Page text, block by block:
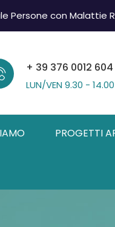
Persone con Malattie
+ 39 376 0012 604
LUN/VEN9.30 - 14.00
PROGETTI